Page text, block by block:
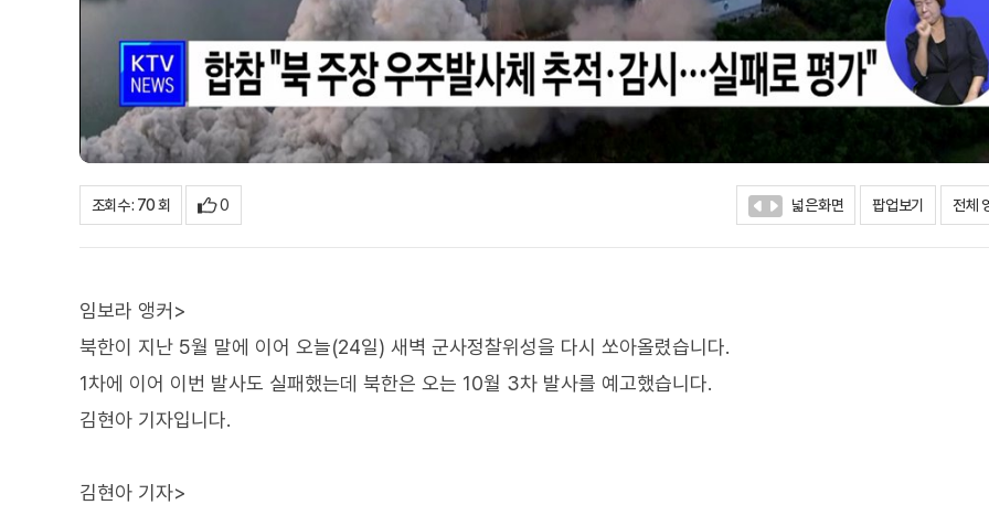
조회수 : 70 회 0 넓은화면 팝업보기 전체
임보라 앵커>
북한이 지난 5월 말에 이어 오늘(24일) 새벽 군사정찰위성을 다시 쏘아올렸습니다.
1차에 이어 이번 발사도 실패했는데 북한은 오는 10월 3차 발사를 예고했습니다.
김현아 기자입니다.
김현아 기자>